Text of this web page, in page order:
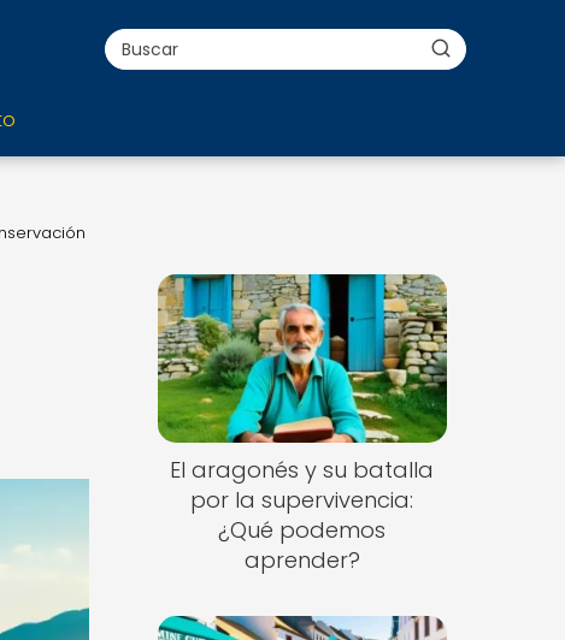
El aragonés y su batalla
por la supervivencia:
¿Qué podemos
aprender?